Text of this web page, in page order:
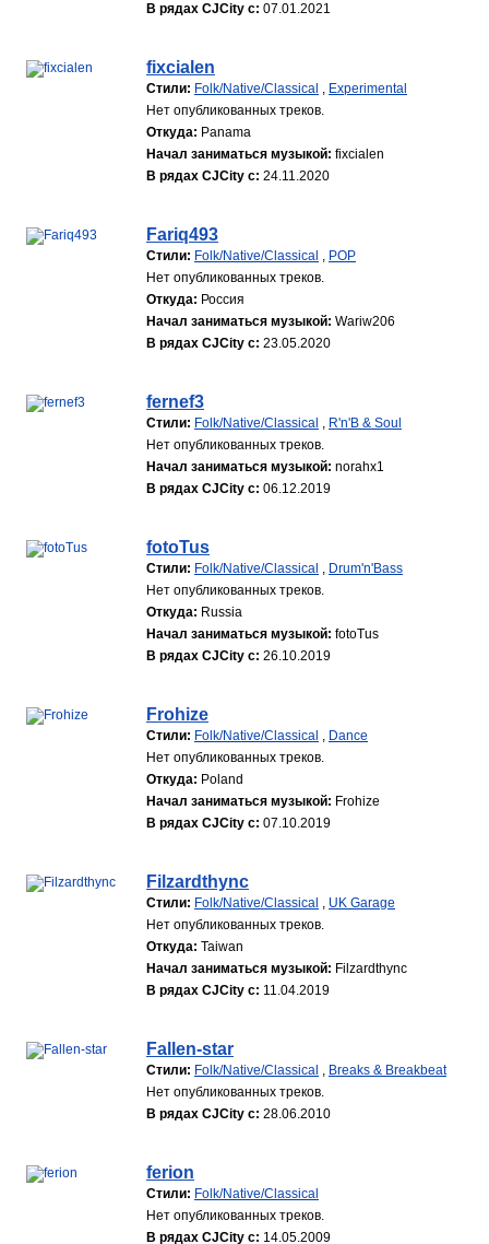
В рядах CJCity с: 07.01.2021
fixcialen
Стили: Folk/Native/Classical , Experimental
Нет опубликованных треков.
Откуда: Panama
Начал заниматься музыкой: fixcialen
В рядах CJCity с: 24.11.2020
Fariq493
Стили: Folk/Native/Classical , POP
Нет опубликованных треков.
Откуда: Россия
Начал заниматься музыкой: Wariw206
В рядах CJCity с: 23.05.2020
fernef3
Стили: Folk/Native/Classical , R'n'B & Soul
Нет опубликованных треков.
Начал заниматься музыкой: norahx1
В рядах CJCity с: 06.12.2019
fotoTus
Стили: Folk/Native/Classical , Drum'n'Bass
Нет опубликованных треков.
Откуда: Russia
Начал заниматься музыкой: fotoTus
В рядах CJCity с: 26.10.2019
Frohize
Стили: Folk/Native/Classical , Dance
Нет опубликованных треков.
Откуда: Poland
Начал заниматься музыкой: Frohize
В рядах CJCity с: 07.10.2019
Filzardthync
Стили: Folk/Native/Classical , UK Garage
Нет опубликованных треков.
Откуда: Taiwan
Начал заниматься музыкой: Filzardthync
В рядах CJCity с: 11.04.2019
Fallen-star
Стили: Folk/Native/Classical , Breaks & Breakbeat
Нет опубликованных треков.
В рядах CJCity с: 28.06.2010
ferion
Стили: Folk/Native/Classical
Нет опубликованных треков.
В рядах CJCity с: 14.05.2009